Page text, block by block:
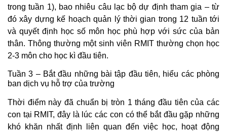
trong tuần 1), bao nhiêu câu lạc bộ dự định tham gia – từ
đó xây dựng kế hoạch quản lý thời gian trong 12 tuần tới
và quyết định học số môn học phù hợp với sức của bản
thân. Thông thường một sinh viên RMIT thường chọn học
2-3 môn cho học kì đầu tiên.
Tuần 3 – Bắt đầu những bài tập đầu tiên, hiểu các phòng
ban dịch vụ hỗ trợ của trường
Thời điểm này đã chuẩn bị tròn 1 tháng đầu tiên của các
con tại RMIT, đây là lúc các con có thể bắt đầu gặp những
khó khăn nhất định liên quan đến việc học, hoạt động